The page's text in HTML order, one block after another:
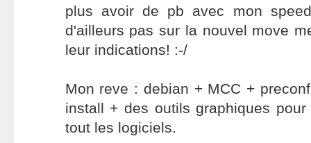
plus avoir de pb avec mon
d'ailleurs pas sur la nouvel move
leur indications! :-/
Mon reve : debian + MCC +
install + des outils graphiques
tout les logiciels.